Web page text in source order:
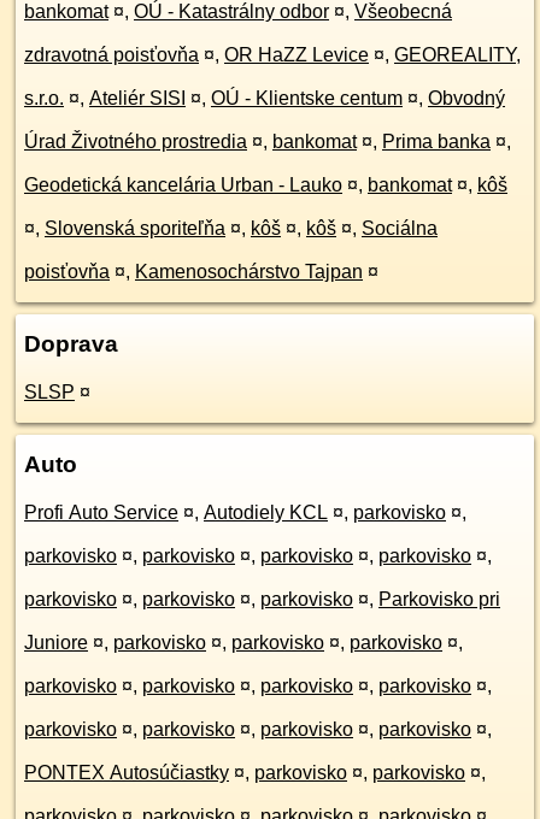
bankomat ¤, OÚ - Katastrálny odbor ¤, Všeobecná
zdravotná poisťovňa ¤, OR HaZZ Levice ¤, GEOREALITY,
s.r.o. ¤, Ateliér SISI ¤, OÚ - Klientske centum ¤, Obvodný
Úrad Životného prostredia ¤, bankomat ¤, Prima banka ¤,
Geodetická kancelária Urban - Lauko ¤, bankomat ¤, kôš
¤, Slovenská sporiteľňa ¤, kôš ¤, kôš ¤, Sociálna
poisťovňa ¤, Kamenosochárstvo Tajpan ¤
Doprava
SLSP ¤
Auto
Profi Auto Service ¤, Autodiely KCL ¤, parkovisko ¤,
parkovisko ¤, parkovisko ¤, parkovisko ¤, parkovisko ¤,
parkovisko ¤, parkovisko ¤, parkovisko ¤, Parkovisko pri
Juniore ¤, parkovisko ¤, parkovisko ¤, parkovisko ¤,
parkovisko ¤, parkovisko ¤, parkovisko ¤, parkovisko ¤,
parkovisko ¤, parkovisko ¤, parkovisko ¤, parkovisko ¤,
PONTEX Autosúčiastky ¤, parkovisko ¤, parkovisko ¤,